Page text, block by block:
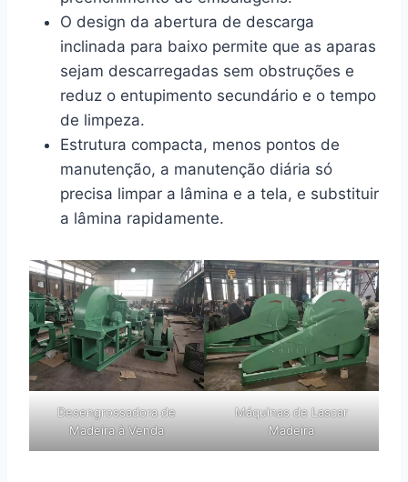
O design da abertura de descarga
inclinada para baixo permite que as aparas
sejam descarregadas sem obstruções e
reduz o entupimento secundário e o tempo
de limpeza.
Estrutura compacta, menos pontos de
manutenção, a manutenção diária só
precisa limpar a lâmina e a tela, e substituir
a lâmina rapidamente.
Desengrossadora de
Madeira à Venda
Máquinas de Lascar
Madeira